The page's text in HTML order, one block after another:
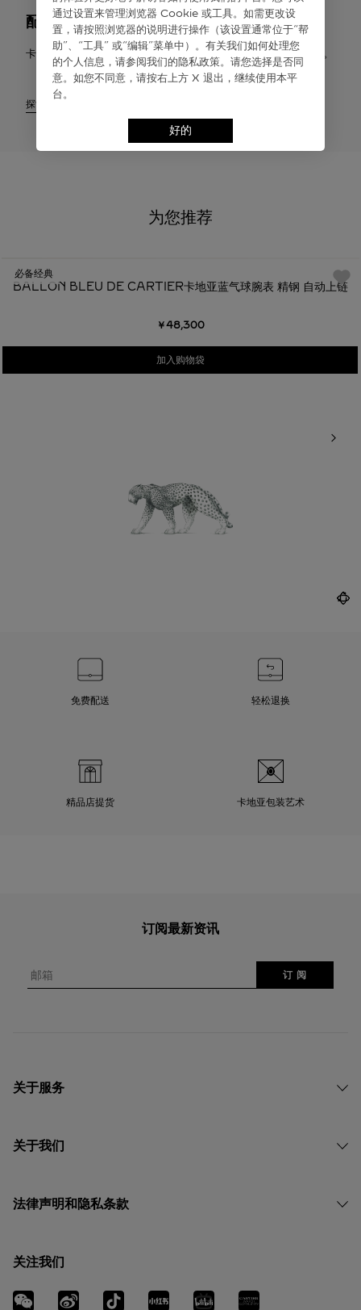
配送与退货
卡地亚提供免费配送服务。您有权在签收之日起30天内申请退货。
探索
为您推荐
BALLON BLEU DE CARTIER卡地亚蓝气球腕表 精钢 自动上链
￥48,300
加入购物袋
必备经典
免费配送 轻松退换
精品店提货 卡地亚包装艺术
订阅最新资讯
邮箱 订 阅
关于服务
关于我们
法律声明和隐私条款
关注我们
通过设置来管理浏览器 Cookie 或⼯具。如需更改设
置，请按照浏览器的说明进⾏操作（该设置通常位于“帮
助”、“⼯具” 或“编辑”菜单中）。有关我们如何处理您
的个⼈信息，请参阅我们的隐私政策。请您选择是否同
意。如您不同意，请按右上⽅ X 退出，继续使⽤本平
台。
好的